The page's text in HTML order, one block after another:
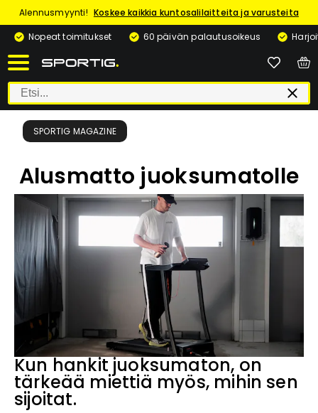
Alennusmyynti! Koskee kaikkia kuntosalilaitteita ja varusteita
Nopeat toimitukset
60 päivän palautusoikeus
SPORTIG MAGAZINE
Alusmatto juoksumatolle
Kun hankit juoksumaton, on
tärkeää miettiä myös, mihin sen
sijoitat.